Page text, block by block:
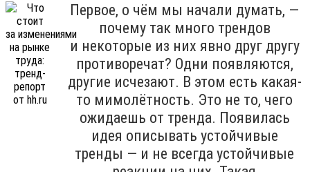
Первое, о чём мы начали думать, —
почему так много трендов
и некоторые из них явно друг другу
противоречат? Одни появляются,
другие исчезают. В этом есть какая-
то мимолётность. Это не то, чего
ожидаешь от тренда. Появилась
идея описывать устойчивые
тренды — и не всегда устойчивые